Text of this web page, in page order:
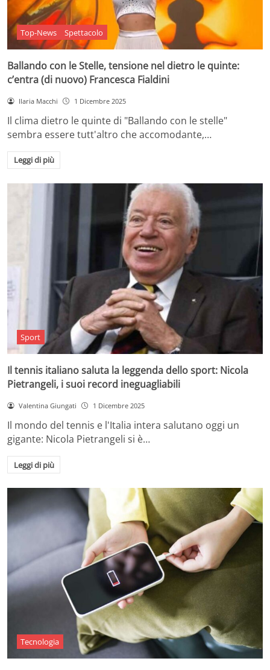
Top-News Spettacolo
Ballando con le Stelle, tensione nel dietro le quinte:
c’entra (di nuovo) Francesca Fialdini
Ilaria Macchi 1 Dicembre 2025
Il clima dietro le quinte di "Ballando con le stelle"
sembra essere tutt'altro che accomodante,…
Leggi di più
Sport
Il tennis italiano saluta la leggenda dello sport: Nicola
Pietrangeli, i suoi record ineguagliabili
Valentina Giungati 1 Dicembre 2025
Il mondo del tennis e l'Italia intera salutano oggi un
gigante: Nicola Pietrangeli si è…
Leggi di più
Tecnologia